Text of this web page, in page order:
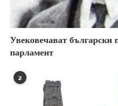
Увековечават български
парламент
2